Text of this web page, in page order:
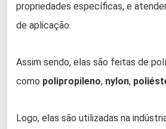
propriedades específicas, e
de aplicação.
Assim sendo, elas são feitas de
como polipropileno, nylon,
Logo, elas são utilizadas na